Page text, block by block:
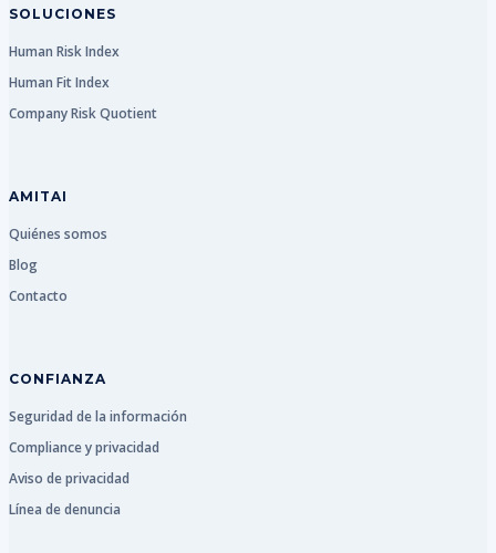
SOLUCIONES
Human Risk Index
Human Fit Index
Company Risk Quotient
AMITAI
Quiénes somos
Blog
Contacto
CONFIANZA
Seguridad de la información
Compliance y privacidad
Aviso de privacidad
Línea de denuncia